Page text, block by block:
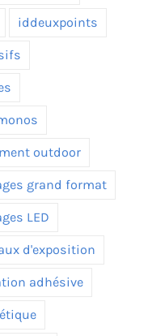
iddeuxpoints
outdoor
grand format
LED
d'exposition
adhésive